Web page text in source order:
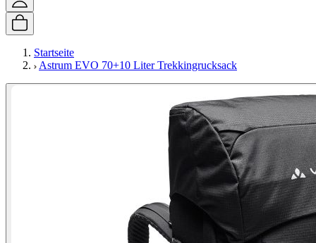
Startseite
Astrum EVO 70+10 Liter Trekkingrucksack